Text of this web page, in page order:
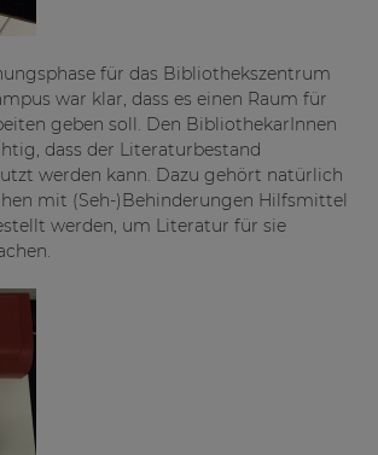
für das Bibliothekszentrum
war klar, dass es einen Raum für
geben soll. Den BibliothekarInnen
dass der Literaturbestand
werden kann. Dazu gehört natürlich
mit (Seh-)Behinderungen Hilfsmittel
werden, um Literatur für sie